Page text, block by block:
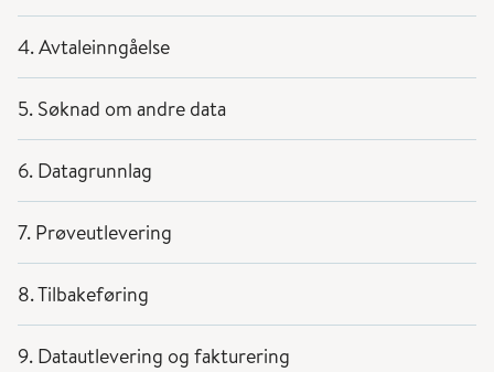
4. Avtaleinngåelse
5. Søknad om andre data
6. Datagrunnlag
7. Prøveutlevering
8. Tilbakeføring
9. Datautlevering og fakturering